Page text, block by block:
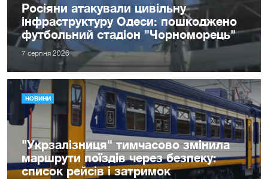
Росіяни атакували цивільну
інфраструктуру Одеси: пошкоджено
футбольний стадіон "Чорноморець"
7 серпня 2026
НОВИНИ
"Укрзалізниця" тимчасово змінила
маршрути поїздів через безпеку:
список рейсів і затримок